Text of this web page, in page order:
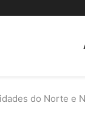
do Norte e